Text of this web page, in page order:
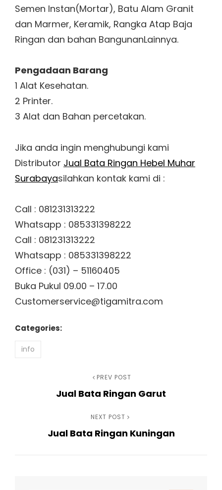
Semen Instan(Mortar), Batu Alam Granit
dan Marmer, Keramik, Rangka Atap Baja
Ringan dan bahan BangunanLainnya.
Pengadaan Barang
1 Alat Kesehatan.
2 Printer.
3 Alat dan Bahan percetakan.
Jika anda ingin menghubungi kami
Distributor Jual Bata Ringan Hebel Muhar
Surabayasilahkan kontak kami di :
Call : 081231313222
Whatsapp : 085331398222
Call : 081231313222
Whatsapp : 085331398222
Office : (031) – 51160405
Buka Pukul 09.00 – 17.00
Customerservice@tigamitra.com
Categories:
info
PREV POST
Jual Bata Ringan Garut
NEXT POST
Jual Bata Ringan Kuningan